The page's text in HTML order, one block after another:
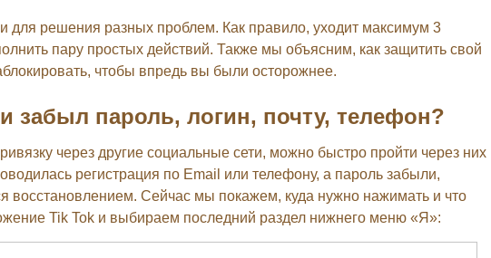
для решения разных проблем. Как правило, уходит максимум 3
пару простых действий. Также мы объясним, как защитить свой
чтобы впредь вы были осторожнее.
забыл пароль, логин, почту, телефон?
через другие социальные сети, можно быстро пройти через них
регистрация по Email или телефону, а пароль забыли,
восстановлением. Сейчас мы покажем, куда нужно нажимать и что
Tik Tok и выбираем последний раздел нижнего меню «Я»: